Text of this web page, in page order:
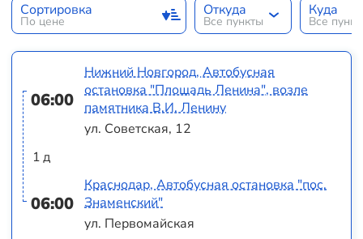
Сортировка
По цене
Откуда
Все пункты
Куда
Все
06:00
1 д
06:00
Нижний Новгород, Автобусная
остановка "Площадь Ленина", возле
памятника В.И. Ленину
ул. Советская, 12
Краснодар, Автобусная остановка "пос.
Знаменский"
ул. Первомайская